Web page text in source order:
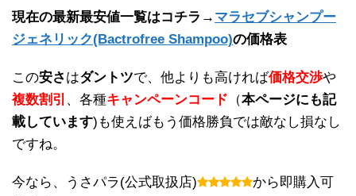
現在の最新最安値一覧はコチラ→ マラセブシャンプー
ジェネリック(Bactrofree Shampoo)の価格表
この安さはダントツで、他よりも高ければ価格交渉や
複数割引 、各種キャンペーンコード （本ページにも記
載しています)も使えばもう価格勝負では敵なし損なし
ですね。
今なら、うさパラ(公式取扱店)
から即購入可